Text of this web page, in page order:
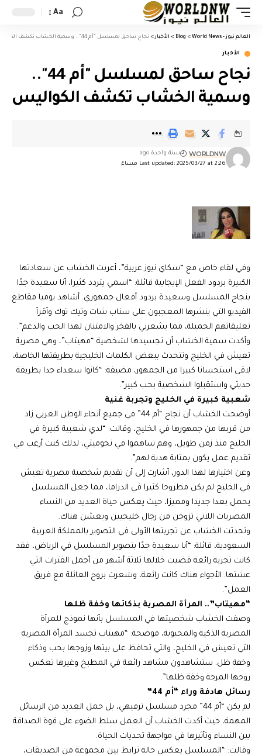
Aa
العالم نيوز - World News >
Blog
> الأخبار > نجاح ساحق لمسلسل "أم 44".. وسمية الخشاب تكشف الكواليس
الأخبار
نجاح ساحق لمسلسل "أم 44"..
وسمية الخشاب تكشف الكواليس
Last updated: 2025/03/27 at 2:26 مساءً
WORLDNW سنة واحدة ago
وفي لقاء خاص مع “سكاي نيوز عربية”، أعربت الخشاب عن سعادتها
الكبيرة بردود الفعل الإيجابية قائلة: “اسمي يتردد كثيرا، أنا سعيدة جدًا
بنجاح المسلسل وسعيدة بردود أفعال جمهوري. أشاهد يوميا مقاطع
الفيديو التي ينشرها المعجبون على سناب شات وتيك توك وأقرأ
تعليقاتهم الجميلة، مما يشعرني بالفخر والامتنان لهذا الحب والدعم”.
وأكدت سمية الخشاب أن تجسيدها لشخصية “مهيتاب”، وهي مصرية
تعيش في الخليج وتتحدث ببعض الكلمات الخليجية بطريقتها الخاصة،
لاقى استحسانا كبيرا من الجمهور، مضيفة: “كانوا سعداء جدا بطريقة
حديثي واستقبلوا الشخصية بحب كبير”.
شعبية كبيرة في الخليج وتجربة غنية
أوضحت الخشاب أن نجاح “أم 44” في جميع أنحاء الوطن العربي زاد
من قربها من جمهورها في الخليج، وقالت: “لدي شعبية كبيرة في
الخليج منذ زمن طويل، وهم ساهموا في نجوميتي، لذلك كنت أرغب في
تقديم عمل يكون بمثابة هدية لهم”.
وعن اختيارها لهذا الدور، أشارت إلى أن تقديم شخصية مصرية تعيش
في الخليج لم يكن مطروحا كثيرا في الدراما، مما جعل المسلسل
يحمل بعدا جديدا ومميزا، حيث يعكس حياة العديد من النساء
المصريات اللاتي تزوجن من رجال خليجيين ويعشن هناك.
وتحدثت الخشاب عن تجربتها الأولى في التصوير بالمملكة العربية
السعودية، قائلة: “أنا سعيدة جدًا بتصوير المسلسل في الرياض، فقد
كانت تجربة رائعة قضيت خلالها ثلاثة أشهر من أجمل الفترات التي
عشتها. الأجواء هناك كانت رائعة، وشعرت بروح العائلة مع فريق
العمل”.
“مهيتاب”.. المرأة المصرية بذكائها وخفة ظلها
وصفت الخشاب شخصيتها في المسلسل بأنها نموذج للمرأة
المصرية الذكية والمحبوبة، موضحة: “مهيتاب تجسد المرأة المصرية
التي تعيش في الخليج، والتي تحافظ على بيتها وزوجها بحب وذكاء
وخفة ظل. ستشاهدون مشاهد رائعة في المطبخ وغيرها تعكس
روحها المرحة وخفة ظلها”.
رسائل هادفة وراء “أم 44”
لم يكن “أم 44” مجرد مسلسل ترفيهي، بل حمل العديد من الرسائل
المهمة، حيث أكدت الخشاب أن العمل سلط الضوء على قوة الصداقة
بين النساء وتأثيرها في مواجهة تحديات الحياة.
وقالت: “المسلسل يعكس حالة ترابط بين مجموعة من الصديقات،